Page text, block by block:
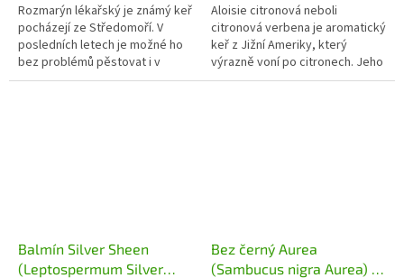
Rozmarýn lékařský je známý keř
pocházejí ze Středomoří. V
posledních letech je možné ho
bez problémů pěstovat i v
našich podmínkách. Kultivar
Aloisie citronová neboli
citronová verbena je aromatický
keř z Jižní Ameriky, který
výrazně voní po citronech. Jeho
listy mají široké využití v
Balmín Silver Sheen
(Leptospermum Silver
Bez černý Aurea
(Sambucus nigra Aurea) -